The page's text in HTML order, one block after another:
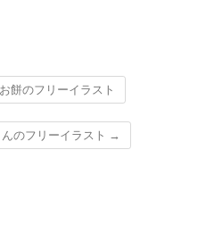
餅のフリーイラスト
のフリーイラスト →